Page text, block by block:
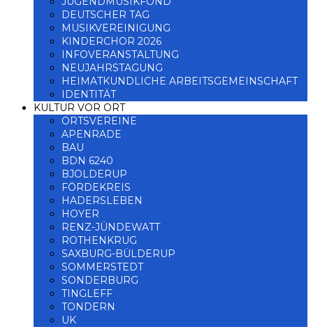
DEUTSCHER TAG
MUSIKVEREINIGUNG
KINDERCHOR 2026
INFOVERANSTALTUNG
NEUJAHRSTAGUNG
HEIMATKUNDLICHE ARBEITSGEMEINSCHAFT
IDENTITÄT
KULTUR VOR ORT
ORTSVEREINE
APENRADE
BAU
BDN 6240
BJOLDERUP
FÖRDEKREIS
HADERSLEBEN
HOYER
RENZ-JÜNDEWATT
ROTHENKRUG
SAXBURG-BÜLDERUP
SOMMERSTEDT
SONDERBURG
TINGLEFF
TONDERN
UK